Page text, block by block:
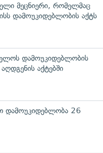
მეცნიერი, რომელმაც
დამოუკიდებლობის აქტს
დამოუკიდებლობის
აქტებში
დამოუკიდებლობა 26